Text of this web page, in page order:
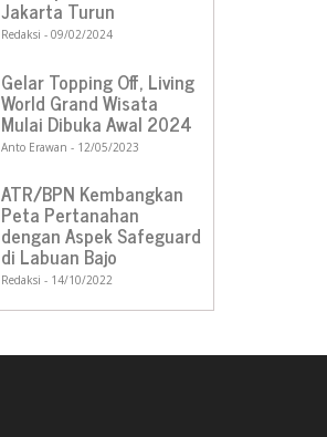
Jakarta Turun
Redaksi 09/02/2024
Gelar Topping Off, Living
World Grand Wisata
Mulai Dibuka Awal 2024
Anto Erawan 12/05/2023
ATR/BPN Kembangkan
Peta Pertanahan
dengan Aspek Safeguard
di Labuan Bajo
Redaksi 14/10/2022